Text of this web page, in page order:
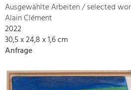
Ausgewählte Arbeiten / selected
Alain Clément
2022
30,5 x 24,8 x 1,6 cm
Anfrage